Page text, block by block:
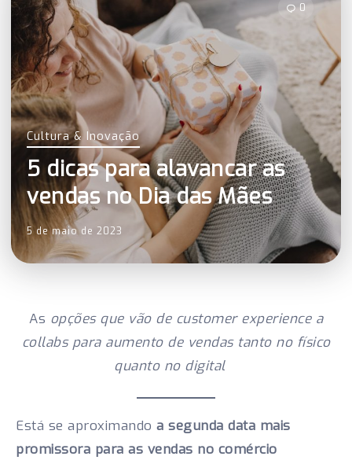
Cultura & Inovação
5 dicas para alavancar as
vendas no Dia das Mães
5 de maio de 2023
0
As opções que vão de customer experience a
collabs para aumento de vendas tanto no físico
quanto no digital
Está se aproximando a segunda data mais
promissora para as vendas no comércio